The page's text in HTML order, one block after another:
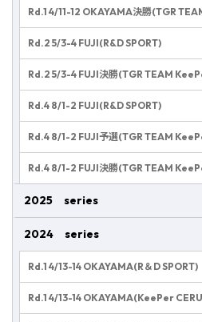
Rd.1 4/11-12 OKAYAMA決勝(TGR
Rd.2 5/3-4 FUJI(R&D SPORT)
Rd.2 5/3-4 FUJI決勝(TGR TEAM
Rd.4 8/1-2 FUJI(R&D SPORT)
Rd.4 8/1-2 FUJI予選(TGR TEAM
Rd.4 8/1-2 FUJI決勝(TGR TEAM
2025 series
2024 series
Rd.1 4/13-14 OKAYAMA(R＆D SPORT)
Rd.1 4/13-14 OKAYAMA(KeePer